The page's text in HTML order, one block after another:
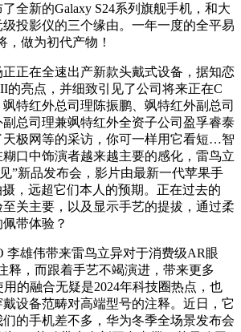
全新的Galaxy S24系列旗舰手机，和大
投影仪的三个缘由。一年一度的全平易
，做为初代产物！
在全速出产新款头戴式设备，据知恋
的亮点，并细致引见了公司将来正在C
特红外总司理陈振鹏、飒特红外副总司
总司理兼飒特红外全资子公司盈孚睿泰
天极网等的采访，你可一样用它看短…智
口中饰演者越来越主要的感化，雷鸟立
”新品发布会，影片由最新一代苹果手
摄，远超它们本人的预期。正在过去的
至关主要，以及显示手艺的提拔，通过柔
带体验？
雄伟带来雷鸟立异对于消费级AR眼
释，而跟着手艺不竭演进，带来更多
的融合无疑是2024年科技圈热点，也
设备范畴对高端型号的注释。近日，它
的手机差不多，华为冬季全场景发布会